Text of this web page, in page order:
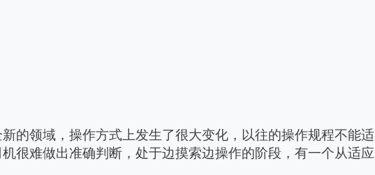
新的领域， 操作方式上发生了很大变化，以往的操作规程不能适
很难做出准确判断， 处于边摸索边操作的阶段，有一个从适应